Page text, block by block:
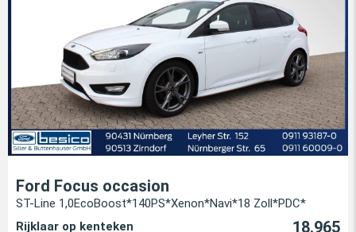
Ford Focus occasion
ST-Line 1,0EcoBoost*140PS*Xenon*Navi*18 Zoll*PDC*
Rijklaar op kenteken
18.965